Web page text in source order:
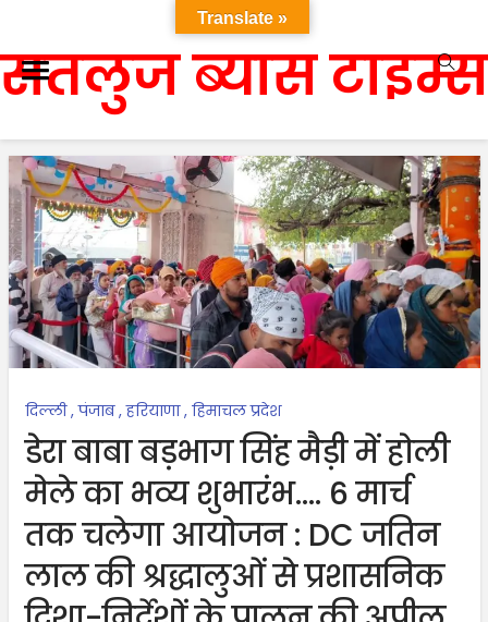
सतलुज ब्यास टाइम्स
दिल्ली,पंजाब,हरियाणा, हिमाचल प्रदेश
डेरा बाबा बड़भाग सिंह मैड़ी में होली
मेले का भव्य शुभारंभ…. 6 मार्च
तक चलेगा आयोजन : DC जतिन
लाल की श्रद्धालुओं से प्रशासनिक
Translate »